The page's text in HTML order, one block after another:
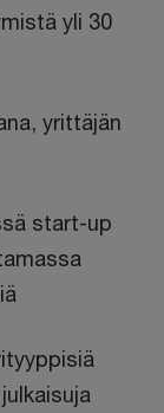
yli 30
yrittäjän
start-up